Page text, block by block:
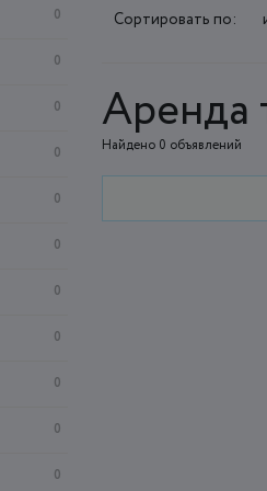
0
0
0
0
0
0
0
0
0
0
0
Сортировать по:
Аренда
Найдено 0 объявлений